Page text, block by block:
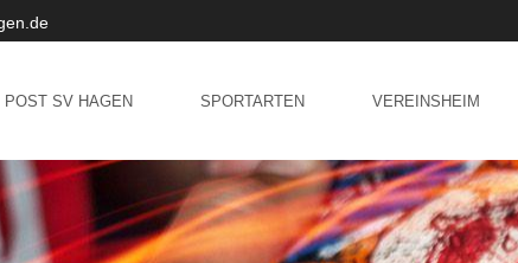
POST SV HAGEN SPORTARTEN VEREINSHEIM